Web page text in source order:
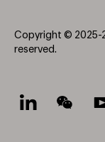
Copyright © 2025-
reserved.
Socials